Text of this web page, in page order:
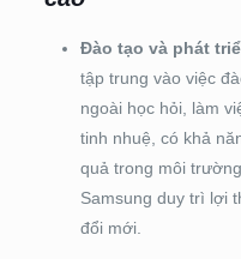
Đào tạo và phát
tập trung vào việc
ngoài học hỏi, làm
tinh nhuệ, có khả
quả trong môi
Samsung duy trì lợi
đổi mới.